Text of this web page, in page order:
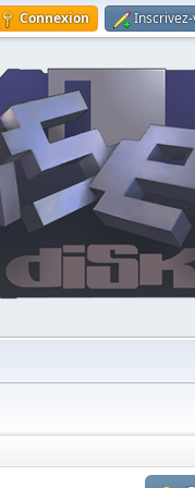
Connexion